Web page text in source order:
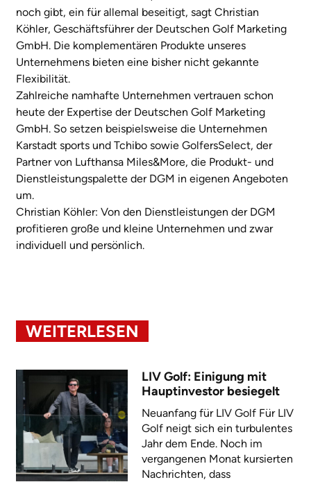
noch gibt, ein für allemal beseitigt, sagt Christian
Köhler, Geschäftsführer der Deutschen Golf Marketing
GmbH. Die komplementären Produkte unseres
Unternehmens bieten eine bisher nicht gekannte
Flexibilität.
Zahlreiche namhafte Unternehmen vertrauen schon
heute der Expertise der Deutschen Golf Marketing
GmbH. So setzen beispielsweise die Unternehmen
Karstadt sports und Tchibo sowie GolfersSelect, der
Partner von Lufthansa Miles&More, die Produkt- und
Dienstleistungspalette der DGM in eigenen Angeboten
um.
Christian Köhler: Von den Dienstleistungen der DGM
profitieren große und kleine Unternehmen und zwar
individuell und persönlich.
WEITERLESEN
LIV Golf: Einigung mit
Hauptinvestor besiegelt
Neuanfang für LIV Golf Für LIV
Golf neigt sich ein turbulentes
Jahr dem Ende. Noch im
vergangenen Monat kursierten
Nachrichten, dass